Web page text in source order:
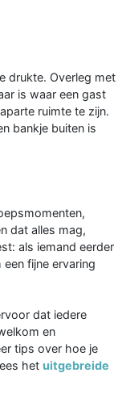
drukte. Overleg met
is waar een gast
ruimte te zijn.
bankje buiten is
dat alles mag,
als iemand eerder
fijne ervaring
dat iedere
en
tips over hoe je
het uitgebreide